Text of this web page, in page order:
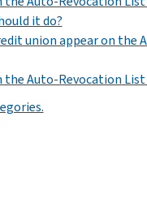
it do?
union appear on
Auto-Revocation